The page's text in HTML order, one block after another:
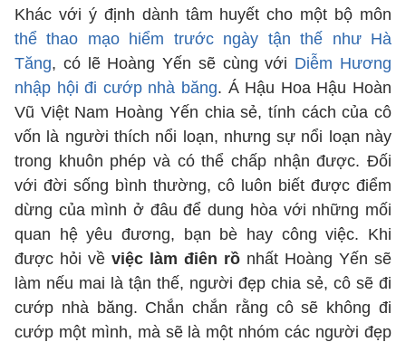
Khác với ý định dành tâm huyết cho một bộ môn
thể thao mạo hiểm trước ngày tận thế như Hà
Tăng, có lẽ Hoàng Yến sẽ cùng với Diễm Hương
nhập hội đi cướp nhà băng. Á Hậu Hoa Hậu Hoàn
Vũ Việt Nam Hoàng Yến chia sẻ, tính cách của cô
vốn là người thích nổi loạn, nhưng sự nổi loạn này
trong khuôn phép và có thể chấp nhận được. Đối
với đời sống bình thường, cô luôn biết được điểm
dừng của mình ở đâu để dung hòa với những mối
quan hệ yêu đương, bạn bè hay công việc. Khi
được hỏi về việc làm điên rồ nhất Hoàng Yến sẽ
làm nếu mai là tận thế, người đẹp chia sẻ, cô sẽ đi
cướp nhà băng. Chắn chắn rằng cô sẽ không đi
cướp một mình, mà sẽ là một nhóm các người đẹp